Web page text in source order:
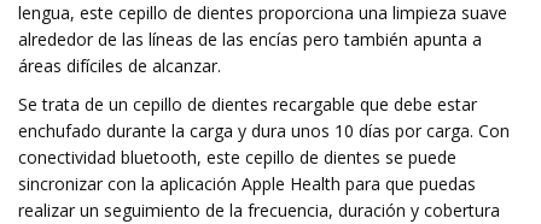
lengua, este cepillo de dientes proporciona una limpieza suave
alrededor de las líneas de las encías pero también apunta a
áreas difíciles de alcanzar.
Se trata de un cepillo de dientes recargable que debe estar
enchufado durante la carga y dura unos 10 días por carga. Con
conectividad bluetooth, este cepillo de dientes se puede
sincronizar con la aplicación Apple Health para que puedas
realizar un seguimiento de la frecuencia, duración y cobertura